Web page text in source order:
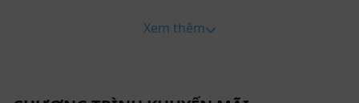
Xem thêm